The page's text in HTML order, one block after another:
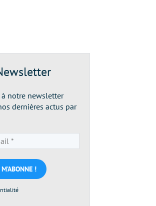
notre newsletter
dernières actus par
e-
mail
*